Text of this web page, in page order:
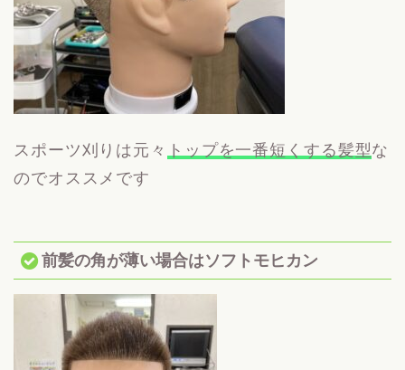
スポーツ刈りは元々 トップを一番短くする髪型な
のでオススメです
前髪の角が薄い場合はソフトモヒカン